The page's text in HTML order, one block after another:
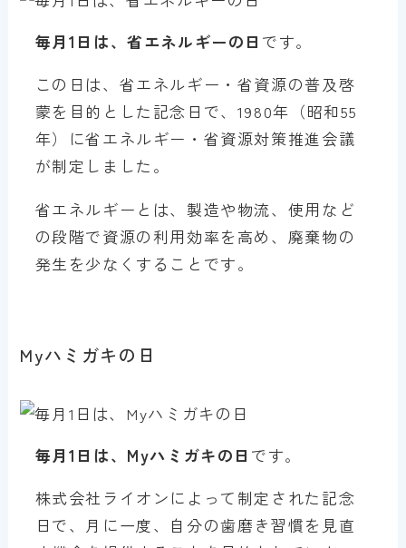
毎月1日は、省エネルギーの日 です。
この日は、省エネルギー・省資源の普及啓
蒙を目的とした記念日で、1980年（昭和55
年）に省エネルギー・省資源対策推進会議
が制定しました。
省エネルギーとは、製造や物流、使用など
の段階で資源の利用効率を高め、廃棄物の
発生を少なくすることです。
Myハミガキの日
毎月1日は、Myハミガキの日 です。
株式会社ライオンによって制定された記念
日で、月に一度、自分の歯磨き習慣を見直